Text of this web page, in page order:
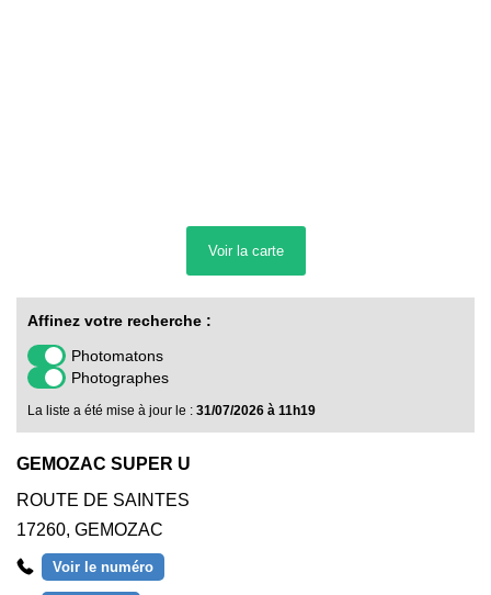
Voir la carte
Affinez votre recherche :
Photomatons
Photographes
La liste a été mise à jour le : 31/07/2026 à 11h19
GEMOZAC SUPER U
ROUTE DE SAINTES
17260, GEMOZAC
Voir le numéro